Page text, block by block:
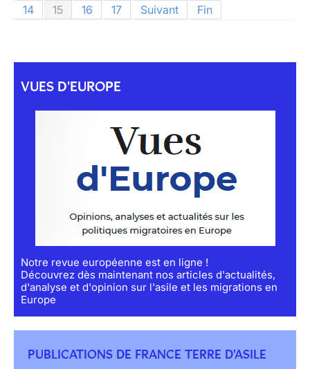
14 15 16 17 Suivant Fin
VUES D'EUROPE
Notre revue européenne est en ligne !
Découvrez dès maintenant nos articles d'actualités,
d'analyse et d'opinion sur l'asile et les migrations en
Europe
PUBLICATIONS DE FRANCE TERRE D'ASILE